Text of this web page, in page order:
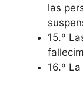
las
15.º
16.º